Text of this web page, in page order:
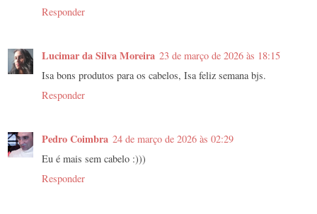
Responder
Lucimar da Silva Moreira 23 de março de 2026 às 18:15
Isa bons produtos para os cabelos, Isa feliz semana bjs.
Responder
Pedro Coimbra 24 de março de 2026 às 02:29
Eu é mais sem cabelo :)))
Responder